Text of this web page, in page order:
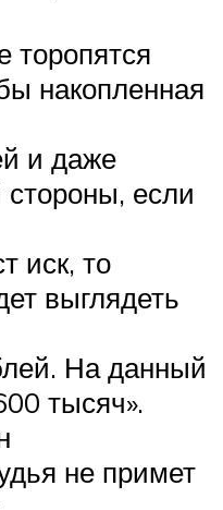
торопятся
накопленная
и даже
если
иск, то
выглядеть
На данный
тысяч».
не примет